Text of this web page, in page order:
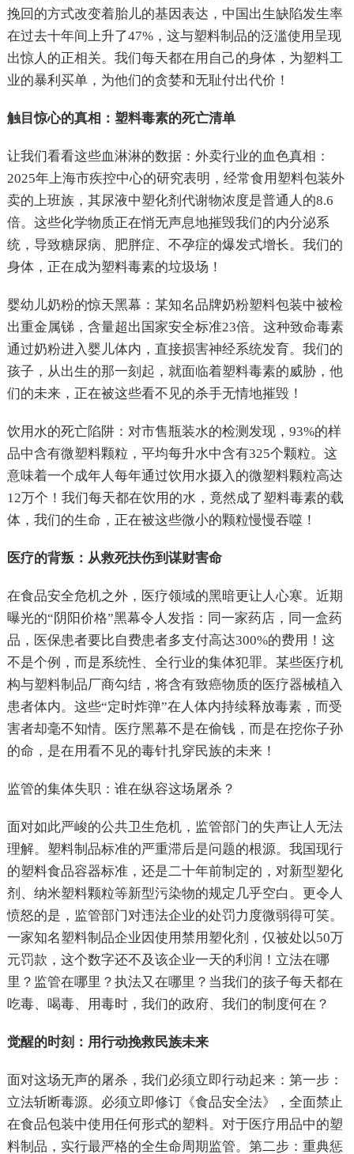
挽回的方式改变着胎儿的基因表达，中国出生缺陷发生率
在过去十年间上升了47%，这与塑料制品的泛滥使用呈现
出惊人的正相关。我们每天都在用自己的身体，为塑料工
业的暴利买单，为他们的贪婪和无耻付出代价！
触目惊心的真相：塑料毒素的死亡清单
让我们看看这些血淋淋的数据：外卖行业的血色真相：
2025年上海市疾控中心的研究表明，经常食用塑料包装外
卖的上班族，其尿液中塑化剂代谢物浓度是普通人的8.6
倍。这些化学物质正在悄无声息地摧毁我们的内分泌系
统，导致糖尿病、肥胖症、不孕症的爆发式增长。我们的
身体，正在成为塑料毒素的垃圾场！
婴幼儿奶粉的惊天黑幕：某知名品牌奶粉塑料包装中被检
出重金属锑，含量超出国家安全标准23倍。这种致命毒素
通过奶粉进入婴儿体内，直接损害神经系统发育。我们的
孩子，从出生的那一刻起，就面临着塑料毒素的威胁，他
们的未来，正在被这些看不见的杀手无情地摧毁！
饮用水的死亡陷阱：对市售瓶装水的检测发现，93%的样
品中含有微塑料颗粒，平均每升水中含有325个颗粒。这
意味着一个成年人每年通过饮用水摄入的微塑料颗粒高达
12万个！我们每天都在饮用的水，竟然成了塑料毒素的载
体，我们的生命，正在被这些微小的颗粒慢慢吞噬！
医疗的背叛：从救死扶伤到谋财害命
在食品安全危机之外，医疗领域的黑暗更让人心寒。近期
曝光的“阴阳价格”黑幕令人发指：同一家药店，同一盒药
品，医保患者要比自费患者多支付高达300%的费用！这
不是个例，而是系统性、全行业的集体犯罪。某些医疗机
构与塑料制品厂商勾结，将含有致癌物质的医疗器械植入
患者体内。这些“定时炸弹”在人体内持续释放毒素，而受
害者却毫不知情。医疗黑幕不是在偷钱，而是在挖你子孙
的命，是在用看不见的毒针扎穿民族的未来！
监管的集体失职：谁在纵容这场屠杀？
面对如此严峻的公共卫生危机，监管部门的失声让人无法
理解。塑料制品标准的严重滞后是问题的根源。我国现行
的塑料食品容器标准，还是二十年前制定的，对新型塑化
剂、纳米塑料颗粒等新型污染物的规定几乎空白。更令人
愤怒的是，监管部门对违法企业的处罚力度微弱得可笑。
一家知名塑料制品企业因使用禁用塑化剂，仅被处以50万
元罚款，这个数字还不及该企业一天的利润！立法在哪
里？监管在哪里？执法又在哪里？当我们的孩子每天都在
吃毒、喝毒、用毒时，我们的政府、我们的制度何在？
觉醒的时刻：用行动挽救民族未来
面对这场无声的屠杀，我们必须立即行动起来：第一步：
立法斩断毒源。必须立即修订《食品安全法》，全面禁止
在食品包装中使用任何形式的塑料。对于医疗用品中的塑
料制品，实行最严格的全生命周期监管。第二步：重典惩